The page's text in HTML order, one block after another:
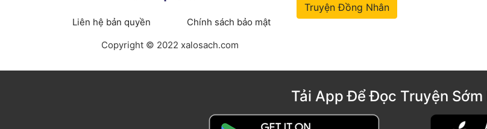
Liên hệ bản quyền
Chính sách bảo mật
Copyright © 2022 xalosach.com
Truyện Đồng Nhân
Tải App Để Đọc Truyện Sớm